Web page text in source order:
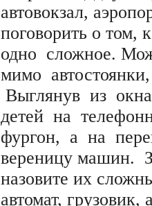
автовокзал,
поговорить о том,
одно сложное.
мимо автостоянки,
Выглянув из
детей на
фургон, а на
вереницу машин.
назовите их
автомат, грузовик,